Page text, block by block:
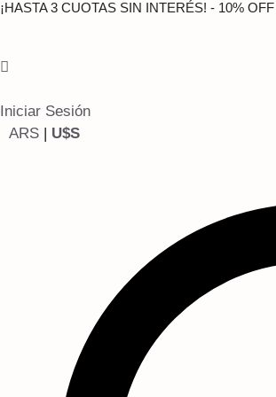
Saltar
¡HASTA 3 CUOTAS SIN INTERÉS! - 10%
Iniciar Sesión
ARS | U$S